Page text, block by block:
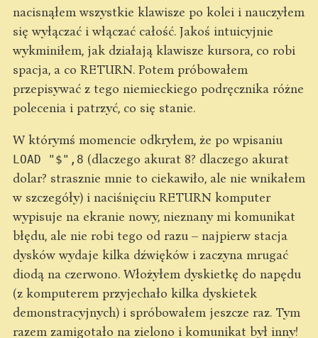
nacisnąłem wszystkie klawisze po kolei i nauczyłem
się wyłączać i włączać całość. Jakoś intuicyjnie
wykminiłem, jak działają klawisze kursora, co robi
spacja, a co RETURN. Potem próbowałem
przepisywać z tego niemieckiego podręcznika różne
polecenia i patrzyć, co się stanie.
W którymś momencie odkryłem, że po wpisaniu
LOAD "$",8 (dlaczego akurat 8? dlaczego akurat
dolar? strasznie mnie to ciekawiło, ale nie wnikałem
w szczegóły) i naciśnięciu RETURN komputer
wypisuje na ekranie nowy, nieznany mi komunikat
błędu, ale nie robi tego od razu – najpierw stacja
dysków wydaje kilka dźwięków i zaczyna mrugać
diodą na czerwono. Włożyłem dyskietkę do napędu
(z komputerem przyjechało kilka dyskietek
demonstracyjnych) i spróbowałem jeszcze raz. Tym
razem zamigotało na zielono i komunikat był inny!